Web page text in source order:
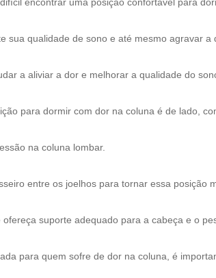
sua qualidade de sono e até mesmo agravar a
a aliviar a dor e melhorar a qualidade do
para dormir com dor na coluna é de lado,
na coluna lombar.
entre os joelhos para tornar essa posição
suporte adequado para a cabeça e o
para quem sofre de dor na coluna, é